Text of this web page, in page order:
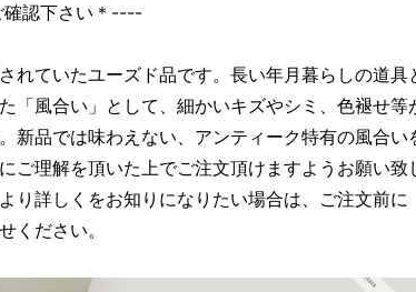
確認下さい＊----
れていたユーズド品です。長い年月暮らしの道具
「風合い」として、細かいキズやシミ、色褪せ等
新品では味わえない、アンティーク特有の風合い
ご理解を頂いた上でご注文頂けますようお願い致
り詳しくをお知りになりたい場合は、ご注文前に
ください。